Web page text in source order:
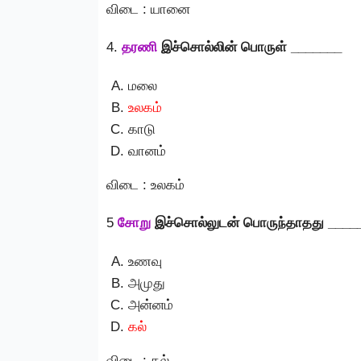
விடை : யானை
4. தரணி இச்சொல்லின் பொருள் _______
மலை
உலகம்
காடு
வானம்
விடை : உலகம்
5 சோறு இச்சொல்லுடன் பொருந்தாதது
உணவு
அமுது
அன்னம்
கல்